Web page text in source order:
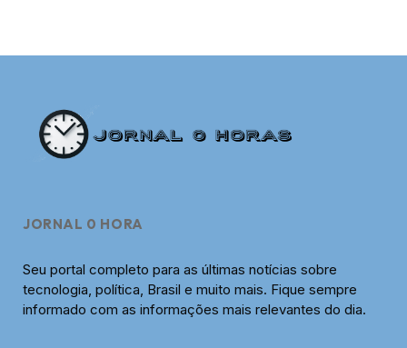
JORNAL 0 HORA
Seu portal completo para as últimas notícias sobre
tecnologia, política, Brasil e muito mais. Fique sempre
informado com as informações mais relevantes do dia.